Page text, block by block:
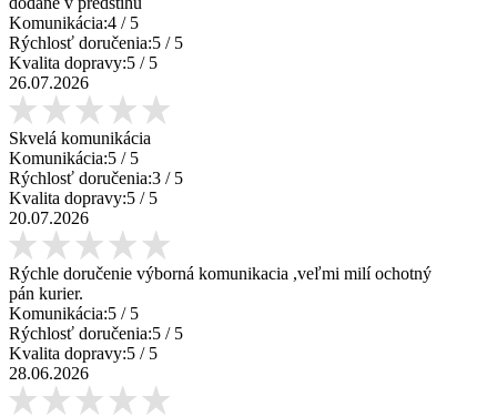
Komunikácia:4 / 5
Rýchlosť doručenia:5 / 5
Kvalita dopravy:5 / 5
26.07.2026
Skvelá komunikácia
Komunikácia:5 / 5
Rýchlosť doručenia:3 / 5
Kvalita dopravy:5 / 5
20.07.2026
Rýchle doručenie výborná komunikacia ,veľmi milí ochotný
pán kurier.
Komunikácia:5 / 5
Rýchlosť doručenia:5 / 5
Kvalita dopravy:5 / 5
28.06.2026